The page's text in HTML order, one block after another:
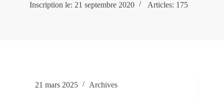
Inscription le: 21 septembre 2020 Articles: 175
21 mars 2025 Archives